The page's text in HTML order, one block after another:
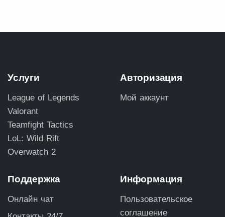
Услуги
League of Legends
Valorant
Teamfight Tactics
LoL: Wild Rift
Overwatch 2
Авторизация
Мой аккаунт
Поддержка
Онлайн чат
Информация
Пользовательское
соглашение